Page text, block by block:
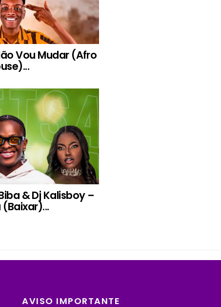
Vou Mudar (Afro
& Dj Kalisboy –
AVISO IMPORTANTE